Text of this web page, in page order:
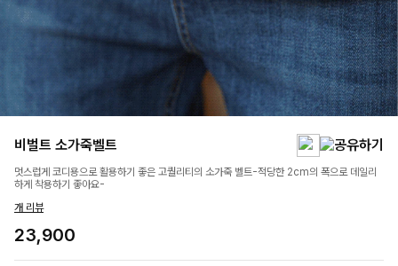
비벌트 소가죽벨트
멋스럽게 코디용으로 활용하기 좋은 고퀄리티의 소가죽 벨트-적당한 2cm의 폭으로 데일리
하게 착용하기 좋아요-
개 리뷰
23,900